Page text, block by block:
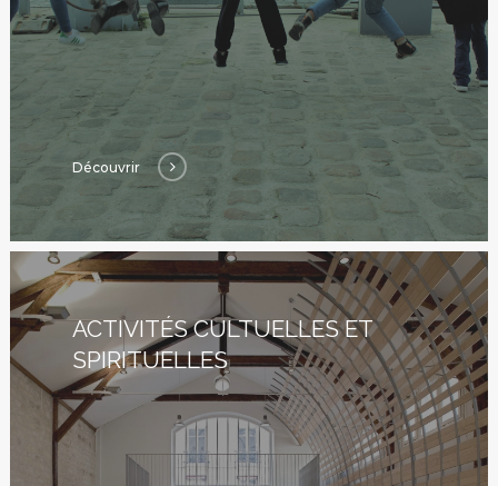
Découvrir
ACTIVITÉS CULTUELLES ET
SPIRITUELLES